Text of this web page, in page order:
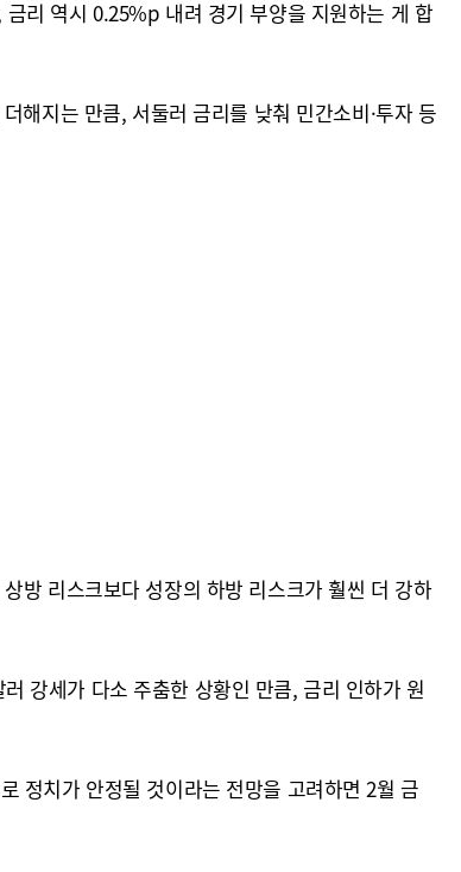
리 역시 0.25%p 내려 경기 부양을 지원하는 게 합
해지는 만큼, 서둘러 금리를 낮춰 민간소비·투자 등
방 리스크보다 성장의 하방 리스크가 훨씬 더 강하
강세가 다소 주춤한 상황인 만큼, 금리 인하가 원
정치가 안정될 것이라는 전망을 고려하면 2월 금